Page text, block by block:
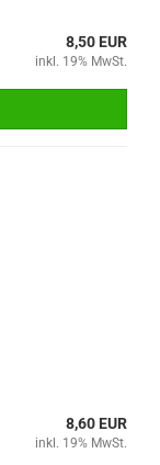
8,50 EUR
inkl. 19% MwSt.
8,60 EUR
inkl. 19% MwSt.